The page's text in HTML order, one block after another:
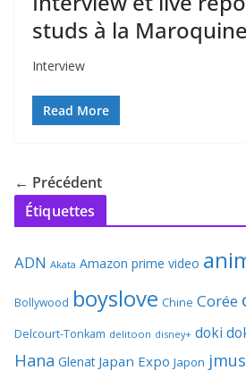
studs à la
Interview
Read More
← Précédent
Étiquettes
ADN Akata Amazon prime video
Bollywood boyslove Chine Corée
Delcourt-Tonkam delitoon disney+ doki
Hana Glenat Japan Expo Japon